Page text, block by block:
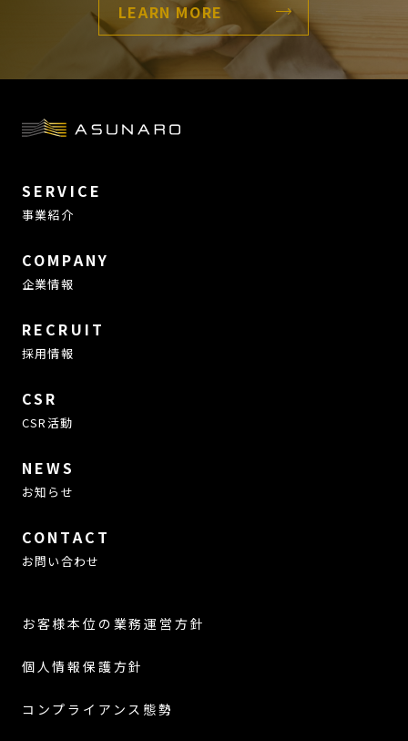
LEARN MORE
SERVICE
事業紹介
COMPANY
企業情報
RECRUIT
採用情報
CSR
CSR活動
NEWS
お知らせ
CONTACT
お問い合わせ
お客様本位の業務運営方針
個人情報保護方針
コンプライアンス態勢